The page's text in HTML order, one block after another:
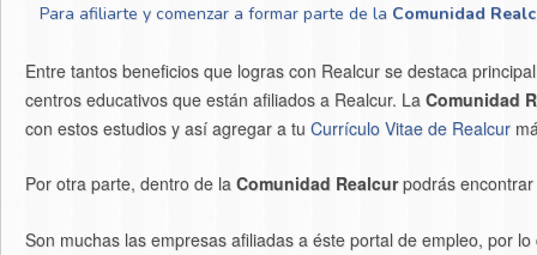
Para afiliarte y comenzar a formar parte de la Comunidad
Entre tantos beneficios que logras con Realcur se destaca
centros educativos que están afiliados a Realcur. La Comunidad
con estos estudios y así agregar a tu Currículo Vitae de Realcur
Por otra parte, dentro de la Comunidad Realcurpodrás
Son muchas las empresas afiliadas a éste portal de empleo, por